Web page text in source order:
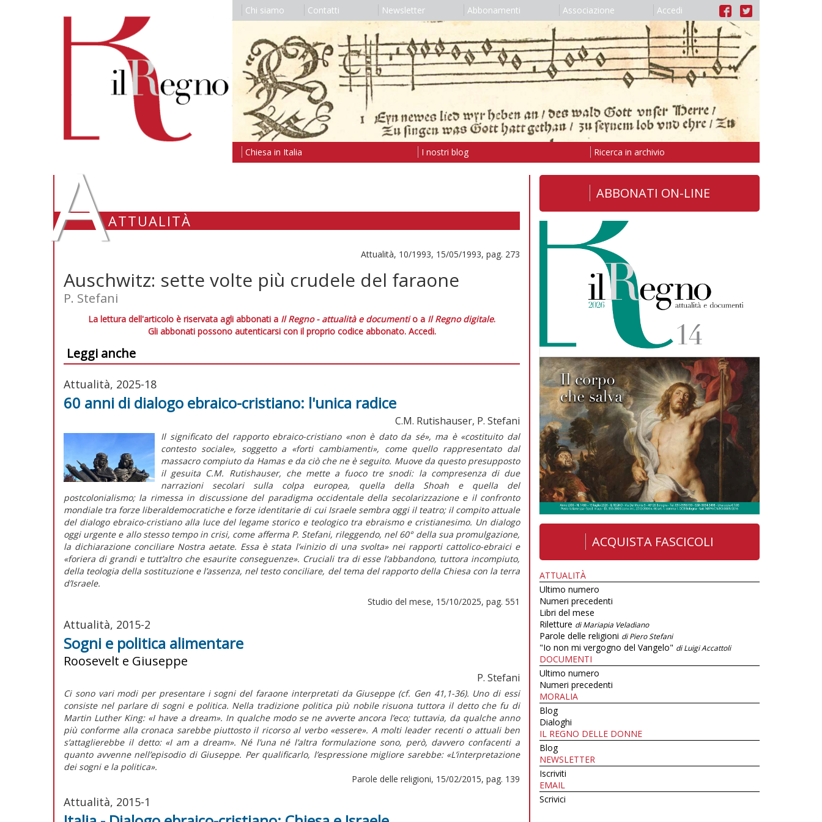
Chi siamo Contatti Newsletter Abbonamenti Associazione Accedi
Chiesa in Italia I nostri blog Ricerca in archivio
AATTUALITÀ
Attualità, 10/1993, 15/05/1993, pag. 273
Auschwitz: sette volte più crudele del faraone
P. Stefani
La lettura dell'articolo è riservata agli abbonati a Il Regno - attualità e documentio a Il Regno digitale.
Gli abbonati possono autenticarsi con il proprio codice abbonato. Accedi.
Leggi anche
Attualità, 2025-18
60 anni di dialogo ebraico-cristiano: l'unica radice
C.M. Rutishauser, P. Stefani
Il significato del rapporto ebraico-cristiano «non è dato da sé», ma è «costituito dal
contesto sociale», soggetto a «forti cambiamenti», come quello rappresentato dal
massacro compiuto da Hamas e da ciò che ne è seguito. Muove da questo presupposto
il gesuita C.M. Rutishauser, che mette a fuoco tre snodi: la compresenza di due
narrazioni secolari sulla colpa europea, quella della Shoah e quella del
postcolonialismo; la rimessa in discussione del paradigma occidentale della secolarizzazione e il confronto
mondiale tra forze liberaldemocratiche e forze identitarie di cui Israele sembra oggi il teatro; il compito attuale
del dialogo ebraico-cristiano alla luce del legame storico e teologico tra ebraismo e cristianesimo. Un dialogo
oggi urgente e allo stesso tempo in crisi, come afferma P. Stefani, rileggendo, nel 60° della sua promulgazione,
la dichiarazione conciliare Nostra aetate. Essa è stata l’«inizio di una svolta» nei rapporti cattolico-ebraici e
«foriera di grandi e tutt’altro che esaurite conseguenze». Cruciali tra di esse l’abbandono, tuttora incompiuto,
della teologia della sostituzione e l’assenza, nel testo conciliare, del tema del rapporto della Chiesa con la terra
d’Israele.
Studio del mese, 15/10/2025, pag. 551
Attualità, 2015-2
Sogni e politica alimentare
Roosevelt e Giuseppe
P. Stefani
Ci sono vari modi per presentare i sogni del faraone interpretati da Giuseppe (cf. Gen 41,1-36). Uno di essi
consiste nel parlare di sogni e politica. Nella tradizione politica più nobile risuona tuttora il detto che fu di
Martin Luther King: «I have a dream». In qualche modo se ne avverte ancora l’eco; tuttavia, da qualche anno
più conforme alla cronaca sarebbe piuttosto il ricorso al verbo «essere». A molti leader recenti o attuali ben
s’attaglierebbe il detto: «I am a dream». Né l’una né l’altra formulazione sono, però, davvero confacenti a
quanto avvenne nell’episodio di Giuseppe. Per qualificarlo, l’espressione migliore sarebbe: «L’interpretazione
dei sogni e la politica».
Parole delle religioni, 15/02/2015, pag. 139
Attualità, 2015-1
ABBONATI ON-LINE
ACQUISTA FASCICOLI
ATTUALITÀ
Ultimo numero
Numeri precedenti
Libri del mese
Riletture di Mariapia Veladiano
Parole delle religioni di Piero Stefani
"Io non mi vergogno del Vangelo" di Luigi Accattoli
DOCUMENTI
Ultimo numero
Numeri precedenti
MORALIA
Blog
Dialoghi
IL REGNO DELLE DONNE
Blog
NEWSLETTER
Iscriviti
EMAIL
Scrivici